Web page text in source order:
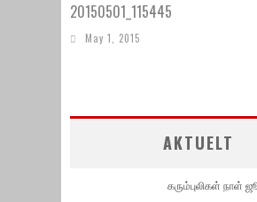
20150501_115445
May 1, 2015
AKTUELT
கரும்புலிகள் நாள்